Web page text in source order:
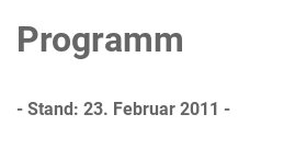
Programm
- Stand: 23. Februar 2011 -